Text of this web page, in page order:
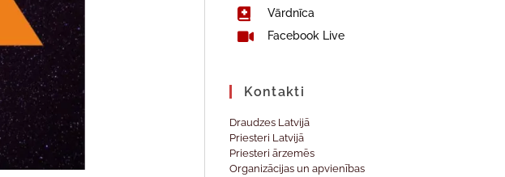
Vārdnīca
Facebook Live
Kontakti
Draudzes Latvijā
Priesteri Latvijā
Priesteri ārzemēs
Organizācijas un apvienības